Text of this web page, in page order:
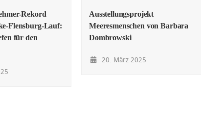
Rekord
Flensburg-Lauf:
für den
Ausstellungsprojekt
Meeresmenschen von Barbara
Dombrowski
20. März 2025